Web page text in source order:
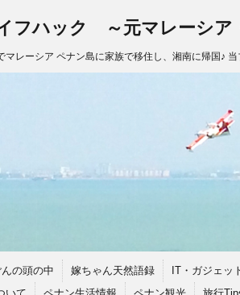
フハック ～元マレーシア
レーシア ペナン島に家族で移住し、湘南に帰国♪
んの頭の中 嫁ちゃん天然語録 IT・ガジェッ